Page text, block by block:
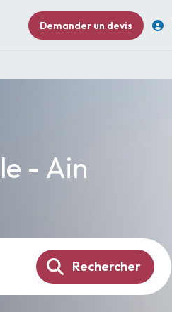
Demander un devis
- Ain
Rechercher